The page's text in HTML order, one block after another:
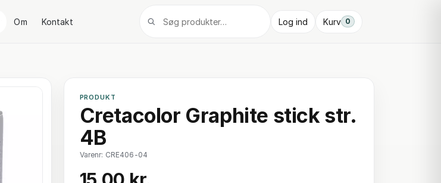
Om Kontakt Log ind Kurv 0
PRODUKT
Cretacolor Graphite stick str.
4B
Varenr: CRE406-04